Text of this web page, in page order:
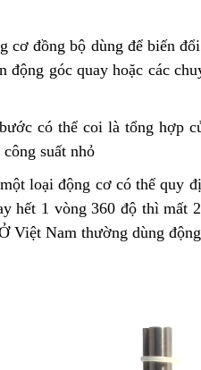
cơ đồng bộ dùng để biến
động góc quay hoặc các
có thể coi là tổng hợp
suất nhỏ
loại động cơ có thể quy
hết 1 vòng 360 độ thì
Việt Nam thường dùng